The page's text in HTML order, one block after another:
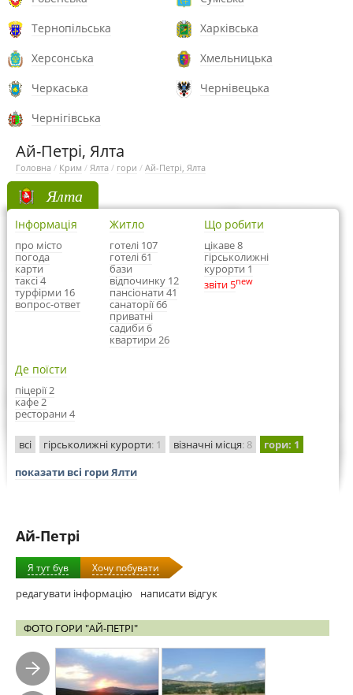
Тернопільська
Харківська
Херсонська
Хмельницька
Черкаська
Чернівецька
Чернігівська
Ай-Петрі, Ялта
Головна / Крим / Ялта / гори / Ай-Петрі, Ялта
Ялта
Інформація
про місто
погода
карти
таксі 4
турфірми 16
вопрос-ответ
Житло
готелі 107
готелі 61
бази
відпочинку 12
пансіонати 41
санаторії 66
приватні
садиби 6
квартири 26
Що робити
цікаве 8
гірськолижні
курорти 1
звіти 5new
Де поїсти
піцерії 2
кафе 2
ресторани 4
всі гірськолижні курорти: 1 візначні місця: 8 гори: 1
показати всі гори Ялти
Ай-Петрі
Я тут був Хочу побувати
редагувати інформацію написати відгук
ФОТО ГОРИ "АЙ-ПЕТРІ"